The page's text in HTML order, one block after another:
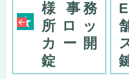
様 事務
所ロッ
カー開
錠